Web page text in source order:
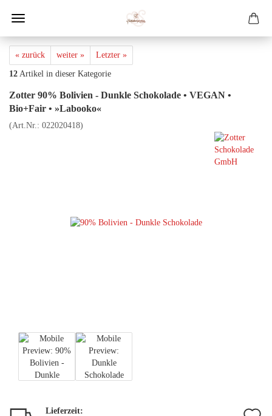
« zurück weiter » Letzter »
12 Artikel in dieser Kategorie
Zotter 90% Bolivien - Dunkle Schokolade • VEGAN •
Bio+Fair • »Labooko«
(Art.Nr.: 022020418)
Lieferzeit: